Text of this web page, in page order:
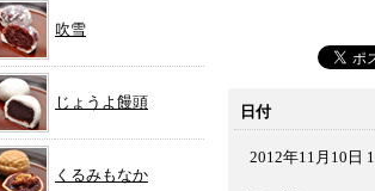
吹雪
じょうよ饅頭
くるみもなか
日付
2012年11月10日